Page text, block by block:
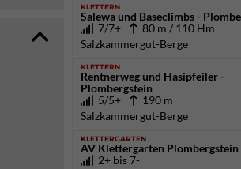
KLETTERN
Salewa und Baseclimbs -
7/7+
80 m / 110 Hm
Salzkammergut-Berge
KLETTERN
Rentnerweg und Hasipfeiler -
Plombergstein
5/5+
190 m
Salzkammergut-Berge
KLETTERGARTEN
AV Klettergarten Plombergstein
2+ bis 7-